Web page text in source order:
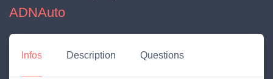
ADNAuto
Infos Description Questions